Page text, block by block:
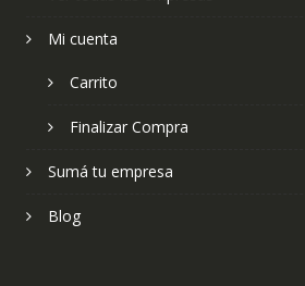
Mi cuenta
Carrito
Finalizar Compra
Sumá tu empresa
Blog